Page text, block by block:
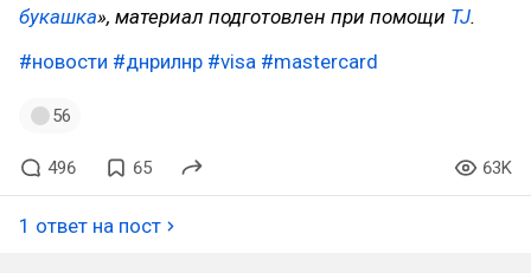
букашка», материал подготовлен при помощи TJ.
#новости #днрилнр #visa #mastercard
56
496 65 63K
1 ответ на пост